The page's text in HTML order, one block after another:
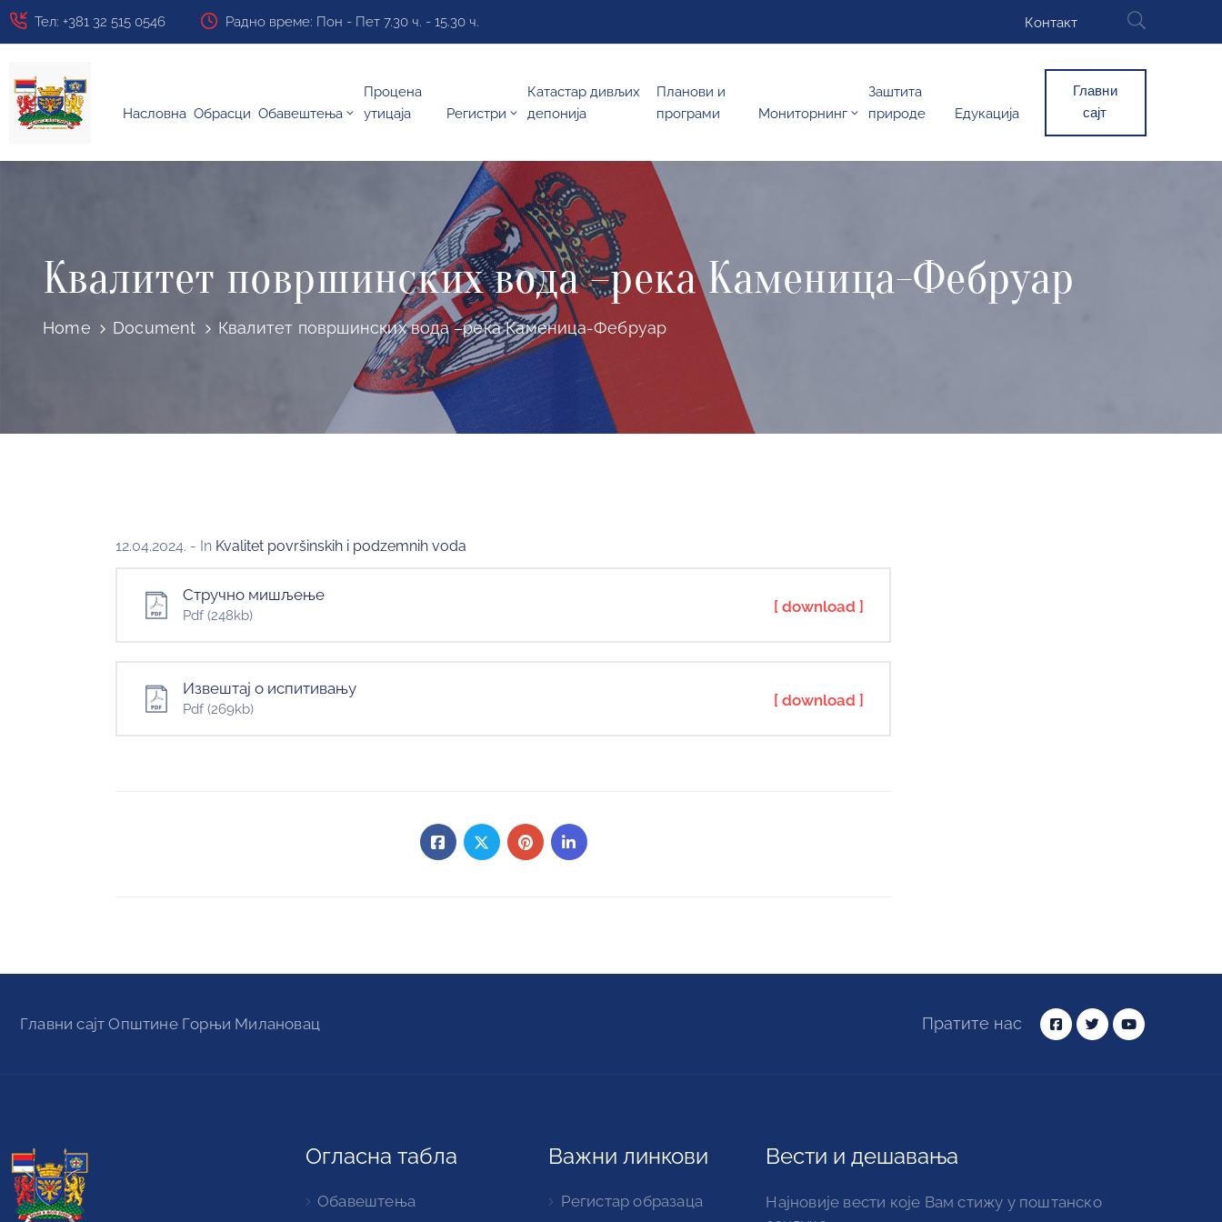
Тел: +381 32 515 0546 Радно време: Пон - Пет 7.30 ч. - 15.30 ч. Контакт
Насловна Обрасци Обавештења
Процена
утицаја
Регистри
Катастар дивљих
депонија
Планови и
програми
Мониторнинг
Заштита
природе
Едукација
Главни
сајт
Квалитет површинских вода –река Каменица-Фебруар
Home Document Квалитет површинских вода –река Каменица-Фебруар
12.04.2024. - In Kvalitet površinskih i podzemnih voda
Стручно мишљење
Pdf(248kb) [ download ]
Извештај о испитивању
Pdf(269kb) [ download ]
Главни сајт Oпштине Горњи Милановац Пратите нас
Огласна табла
Обавештења
Важни линкови
Регистар образаца
Вести и дешавања
Најновије вести које Вам стижу у поштанско